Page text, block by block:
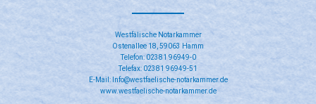
​Westfälische Notarkammer
Ostenallee 18, 59063 Hamm
Telefon: 02381 96949-0
Telefax: 02381 96949-51
E-Mail: Info@westfaelische-notarkammer.de
www.westfaelische-notarkammer.de